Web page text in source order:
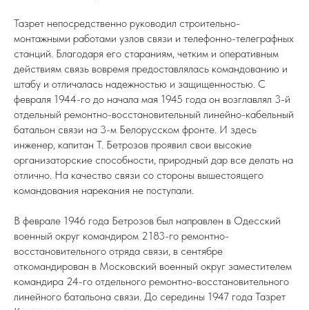
Тазрет непосредственно руководил строительно-
монтажными работами узлов связи и телефонно-телеграфных
станций. Благодаря его стараниям, четким и оперативным
действиям связь вовремя предоставлялась командованию и
штабу и отличалась надежностью и защищенностью. С
февраля 1944-го до начала мая 1945 года он возглавлял 3-й
отдельный ремонтно-восстановительный линейно-кабельный
батальон связи на 3-м Белорусском фронте. И здесь
инженер, капитан Т. Бетрозов проявил свои высокие
организаторские способности, природный дар все делать на
отлично. На качество связи со стороны вышестоящего
командования нарекания не поступали.
В феврале 1946 года Бетрозов был направлен в Одесский
военный округ командиром 2183-го ремонтно-
восстановительного отряда связи, в сентябре
откомандирован в Московский военный округ заместителем
командира 24-го отдельного ремонтно-восстановительного
линейного батальона связи. До середины 1947 года Тазрет